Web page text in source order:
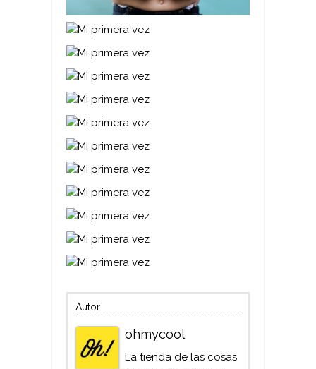
Autor
ohmycool
La tienda de las cosas